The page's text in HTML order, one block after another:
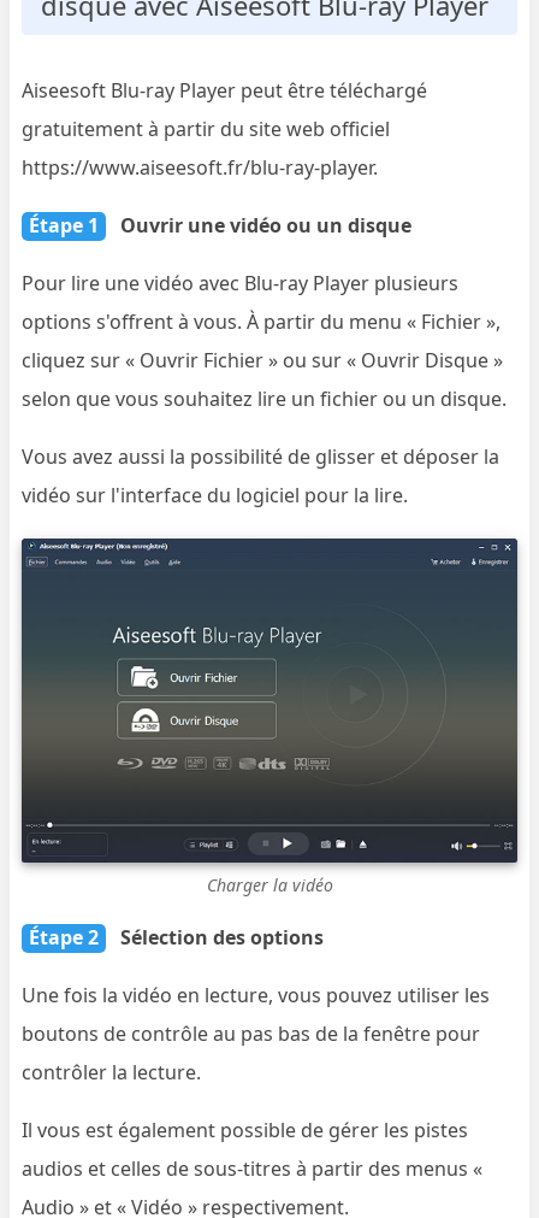
Aiseesoft Blu-ray Player peut être téléchargé
gratuitement à partir du site web officiel
https://www.aiseesoft.fr/blu-ray-player.
Étape 1 Ouvrir une vidéo ou un disque
Pour lire une vidéo avec Blu-ray Player plusieurs
options s'offrent à vous. À partir du menu « Fichier »,
cliquez sur « Ouvrir Fichier » ou sur « Ouvrir Disque »
selon que vous souhaitez lire un fichier ou un disque.
Vous avez aussi la possibilité de glisser et déposer la
vidéo sur l'interface du logiciel pour la lire.
Charger la vidéo
Étape 2 Sélection des options
Une fois la vidéo en lecture, vous pouvez utiliser les
boutons de contrôle au pas bas de la fenêtre pour
contrôler la lecture.
Il vous est également possible de gérer les pistes
audios et celles de sous-titres à partir des menus «
Audio » et « Vidéo » respectivement.